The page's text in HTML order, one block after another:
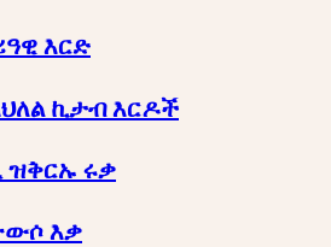
እርድ
ኪታብ እርዶች
ሩቃ
እቃ